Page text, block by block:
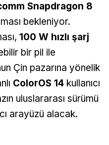
Snapdragon 8
bekleniyor.
100 W hızlı şarj
bir pil ile
Çin pazarına yönelik
ColorOS 14 kullanıcı
uluslararası sürümü
arayüzü alacak.